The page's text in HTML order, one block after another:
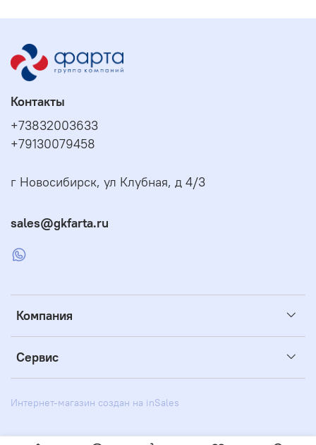
Компания
Сервис
Контакты
+73832003633
+79130079458
г Новосибирск, ул Клубная, д 4/3
sales@gkfarta.ru
Интернет-магазин создан на inSales